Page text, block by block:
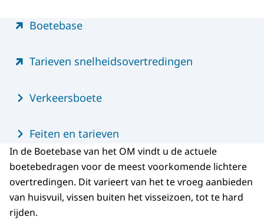
MenuBoetebase
Tarieven snelheidsovertredingen
Verkeersboete
Feiten en tarieven
In de Boetebase van het OM vindt u de actuele
boetebedragen voor de meest voorkomende lichtere
overtredingen. Dit varieert van het te vroeg aanbieden
van huisvuil, vissen buiten het visseizoen, tot te hard
rijden.